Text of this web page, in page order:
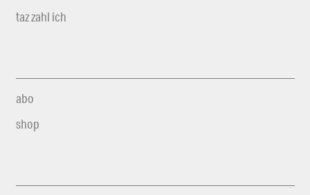
taz zahl ich
abo
shop